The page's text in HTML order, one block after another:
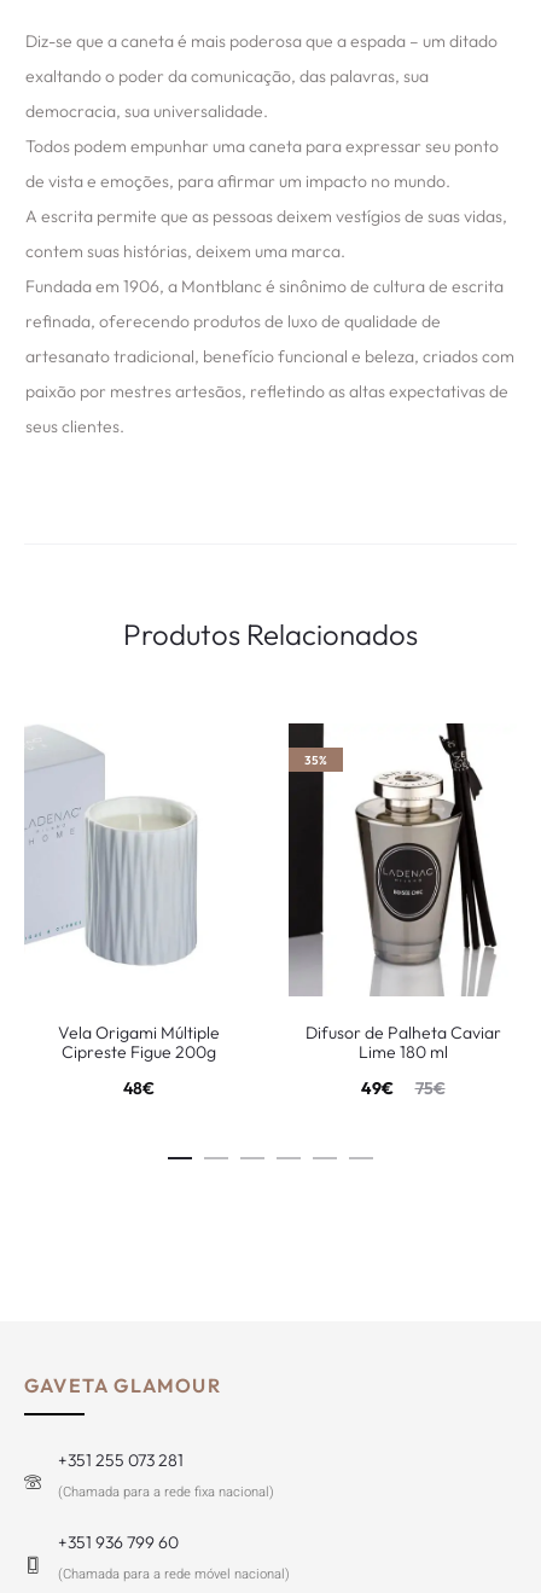
Diz-se que a caneta é mais poderosa que a espada – um ditado
exaltando o poder da comunicação, das palavras, sua
democracia, sua universalidade.
Todos podem empunhar uma caneta para expressar seu ponto
de vista e emoções, para afirmar um impacto no mundo.
A escrita permite que as pessoas deixem vestígios de suas vidas,
contem suas histórias, deixem uma marca.
Fundada em 1906, a Montblanc é sinônimo de cultura de escrita
refinada, oferecendo produtos de luxo de qualidade de
artesanato tradicional, benefício funcional e beleza, criados com
paixão por mestres artesãos, refletindo as altas expectativas de
seus clientes.
Produtos Relacionados
Vela Origami Múltiple
Cipreste Figue 200g
48€
35%
Difusor de Palheta Caviar
Lime 180 ml
75€
49€
GAVETA GLAMOUR
+351 255 073 281
(Chamada para a rede fixa nacional)
+351 936 799 60
(Chamada para a rede móvel nacional)